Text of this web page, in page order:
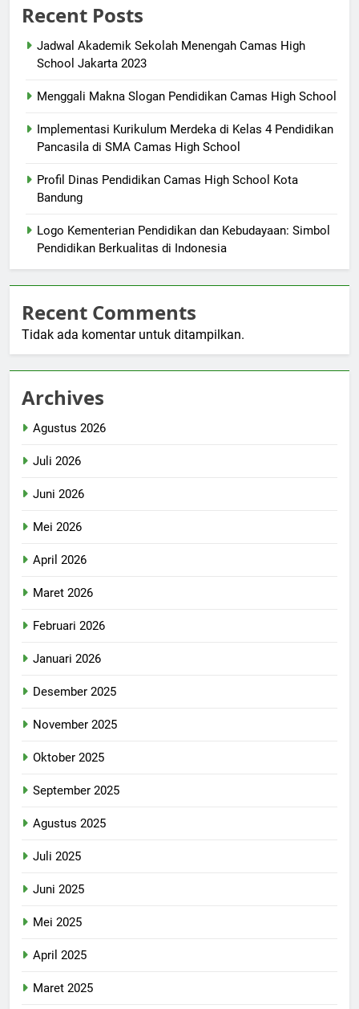
Recent Posts
Jadwal Akademik Sekolah Menengah Camas High
School Jakarta 2023
Menggali Makna Slogan Pendidikan Camas High School
Implementasi Kurikulum Merdeka di Kelas 4 Pendidikan
Pancasila di SMA Camas High School
Profil Dinas Pendidikan Camas High School Kota
Bandung
Logo Kementerian Pendidikan dan Kebudayaan: Simbol
Pendidikan Berkualitas di Indonesia
Recent Comments
Tidak ada komentar untuk ditampilkan.
Archives
Agustus 2026
Juli 2026
Juni 2026
Mei 2026
April 2026
Maret 2026
Februari 2026
Januari 2026
Desember 2025
November 2025
Oktober 2025
September 2025
Agustus 2025
Juli 2025
Juni 2025
Mei 2025
April 2025
Maret 2025